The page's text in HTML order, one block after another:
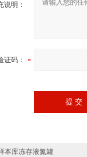
说明：
证码：
本库冻存液氮罐